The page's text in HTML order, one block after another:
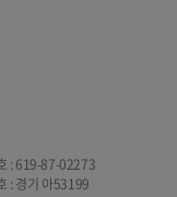
: 619-87-02273
: 경기 아53199